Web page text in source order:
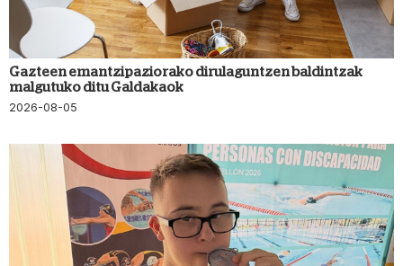
Gazteen emantzipaziorako dirulaguntzen baldintzak
malgutuko ditu Galdakaok
2026-08-05